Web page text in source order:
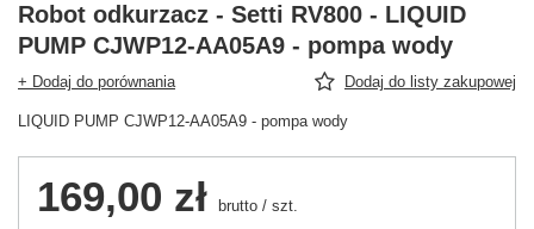
Robot odkurzacz - Setti RV800 - LIQUID
PUMP CJWP12-AA05A9 - pompa wody
+ Dodaj do porównania Dodaj do listy zakupowej
LIQUID PUMP CJWP12-AA05A9 - pompa wody
169,00 zł brutto / szt.